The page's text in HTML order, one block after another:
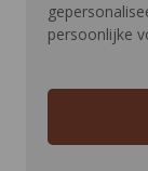
persoonlijke